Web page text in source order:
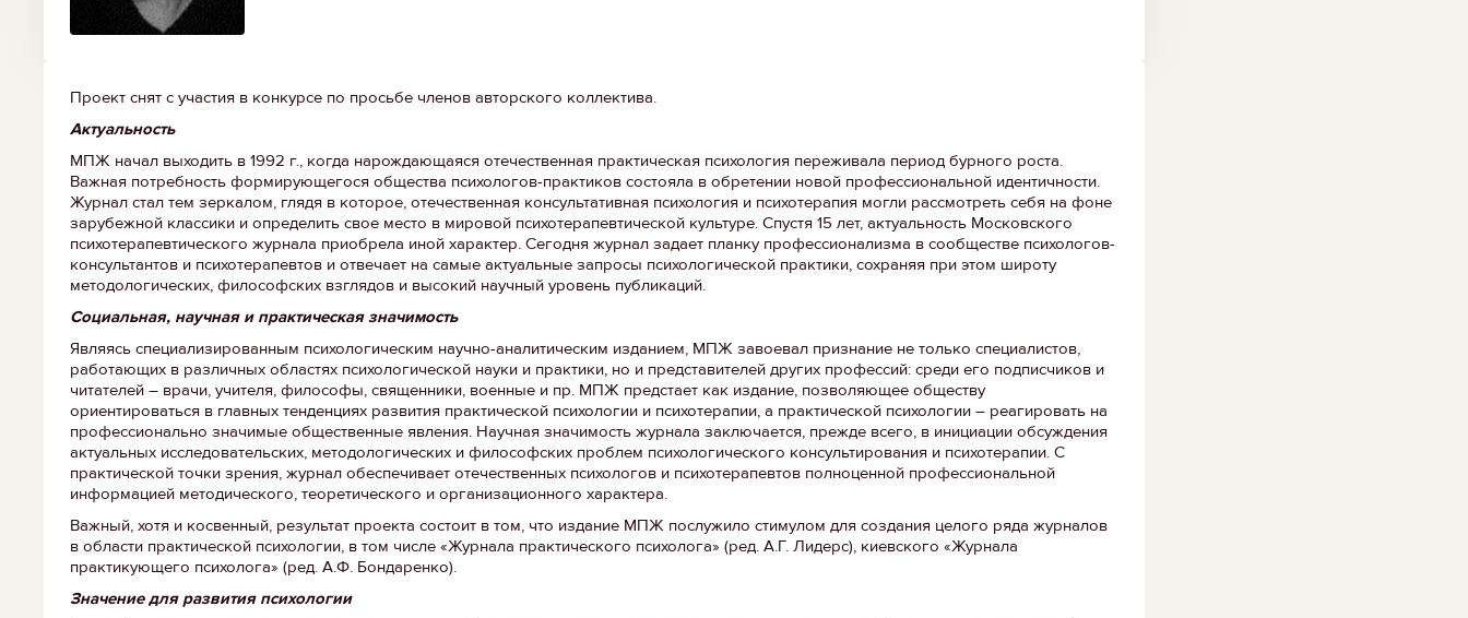
Проект снят с участия в конкурсе по просьбе членов авторского коллектива.
Актуальность
МПЖ начал выходить в 1992 г., когда нарождающаяся отечественная практическая психология переживала период бурного роста.
Важная потребность формирующегося общества психологов-практиков состояла в обретении новой профессиональной идентичности.
Журнал стал тем зеркалом, глядя в которое, отечественная консультативная психология и психотерапия могли рассмотреть себя на фоне
зарубежной классики и определить свое место в мировой психотерапевтической культуре. Спустя 15 лет, актуальность Московского
психотерапевтического журнала приобрела иной характер. Сегодня журнал задает планку профессионализма в сообществе психологов-
консультантов и психотерапевтов и отвечает на самые актуальные запросы психологической практики, сохраняя при этом широту
методологических, философских взглядов и высокий научный уровень публикаций.
Социальная, научная и практическая значимость
Являясь специализированным психологическим научно-аналитическим изданием, МПЖ завоевал признание не только специалистов,
работающих в различных областях психологической науки и практики, но и представителей других профессий: среди его подписчиков и
читателей – врачи, учителя, философы, священники, военные и пр. МПЖ предстает как издание, позволяющее обществу
ориентироваться в главных тенденциях развития практической психологии и психотерапии, а практической психологии – реагировать на
профессионально значимые общественные явления. Научная значимость журнала заключается, прежде всего, в инициации обсуждения
актуальных исследовательских, методологических и философских проблем психологического консультирования и психотерапии. С
практической точки зрения, журнал обеспечивает отечественных психологов и психотерапевтов полноценной профессиональной
информацией методического, теоретического и организационного характера.
Важный, хотя и косвенный, результат проекта состоит в том, что издание МПЖ послужило стимулом для создания целого ряда журналов
в области практической психологии, в том числе «Журнала практического психолога» (ред. А.Г. Лидерс), киевского «Журнала
практикующего психолога» (ред. А.Ф. Бондаренко).
Значение для развития психологии